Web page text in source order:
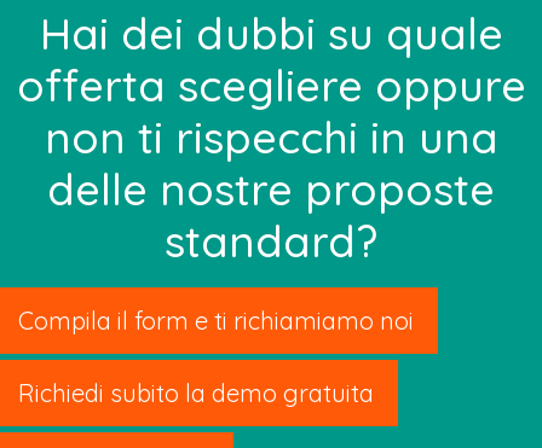
Hai dei dubbi su quale
offerta scegliere oppure
non ti rispecchi in una
delle nostre proposte
standard?
Compila il form e ti richiamiamo noi
Richiedi subito la demo gratuita